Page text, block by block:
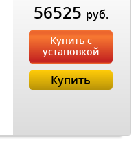
56525 руб.
Купить с
установкой
Купить